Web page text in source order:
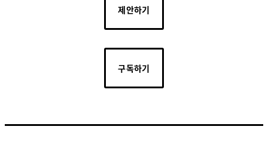
제안하기
구독하기